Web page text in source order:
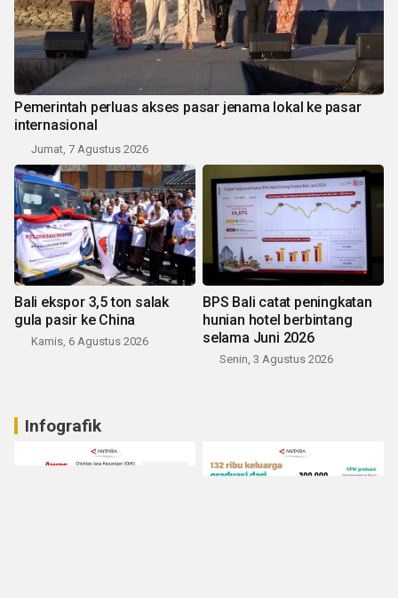
Pemerintah perluas akses pasar jenama lokal ke pasar
internasional
Jumat, 7 Agustus 2026
Bali ekspor 3,5 ton salak
gula pasir ke China
Kamis, 6 Agustus 2026
BPS Bali catat peningkatan
hunian hotel berbintang
selama Juni 2026
Senin, 3 Agustus 2026
Infografik